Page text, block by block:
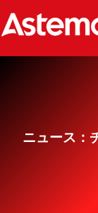
ニュース
グッズ
ニュース：